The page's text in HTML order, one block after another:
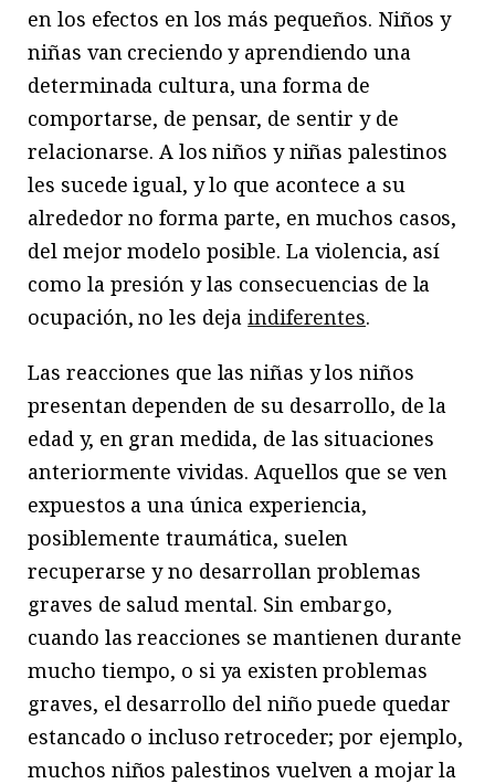
en los efectos en los más pequeños. Niños y
niñas van creciendo y aprendiendo una
determinada cultura, una forma de
comportarse, de pensar, de sentir y de
relacionarse. A los niños y niñas palestinos
les sucede igual, y lo que acontece a su
alrededor no forma parte, en muchos casos,
del mejor modelo posible. La violencia, así
como la presión y las consecuencias de la
ocupación, no les dejaindiferentes.
Las reacciones que las niñas y los niños
presentan dependen de su desarrollo, de la
edad y, en gran medida, de las situaciones
anteriormente vividas. Aquellos que se ven
expuestos a una única experiencia,
posiblemente traumática, suelen
recuperarse y no desarrollan problemas
graves de salud mental. Sin embargo,
cuando las reacciones se mantienen durante
mucho tiempo, o si ya existen problemas
graves, el desarrollo del niño puede quedar
estancado o incluso retroceder; por ejemplo,
muchos niños palestinos vuelven a mojar la